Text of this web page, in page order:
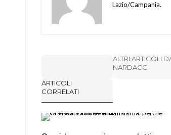
Lazio/Campania.
ARTICOLI
CORRELATI
ALTRI ARTICOLI
NARDACCI